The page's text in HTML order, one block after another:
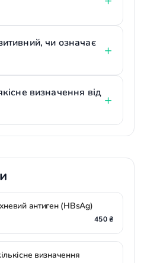
чи означає
визначення від
антиген (HBsAg)
450 ₴
визначення